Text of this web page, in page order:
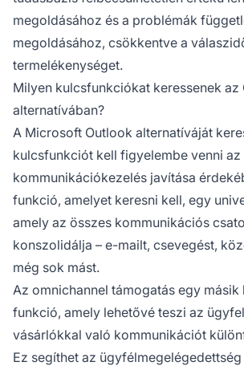
megoldásához és a problémák
megoldásához, csökkentve a
termelékenységet.
Milyen kulcsfunkciókat keressenek az
alternatívában?
A Microsoft Outlook alternatíváját
kulcsfunkciót kell figyelembe venni az
kommunikációkezelés javítása
funkció, amelyet keresni kell, egy
amely az összes kommunikációs
konszolidálja – e-mailt, csevegést,
még sok mást.
Az omnichannel támogatás egy másik
funkció, amely lehetővé teszi az
vásárlókkal való kommunikációt
Ez segíthet az